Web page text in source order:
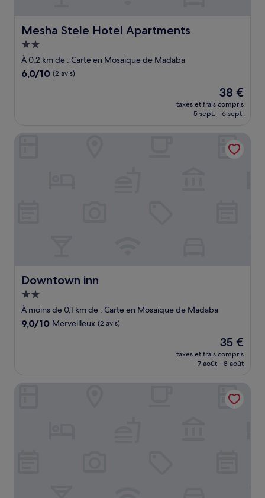
Mesha Stele Hotel Apartments
Mesha Stele Hotel Apartments
Hébergement
2.0 étoiles
À 0,2 km de : Carte en Mosaïque de Madaba
6.0
6,0/10 (2 avis)
Le
nouveau
prix
de
38 €
38 €
taxes et frais compris
5 sept. - 6 sept.
Downtown inn
Downtown inn
Hébergement
2.0 étoiles
À moins de 0,1 km de : Carte en Mosaïque de Madaba
9.0
9,0/10 Merveilleux (2 avis)
Le
nouveau
prix
de
35 €
35 €
taxes et frais compris
7 août - 8 août